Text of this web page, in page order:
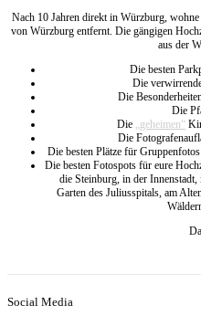
Nach 10 Jahren direkt in Würzburg,
von Würzburg entfernt. Die gängigen
aus der
Die besten
Die
Die
Die
Die „geheimen“
Die
Die besten Plätze für
Die besten Fotospots für eure
die Steinburg, in der
Garten des Juliusspitals, am
Social Media